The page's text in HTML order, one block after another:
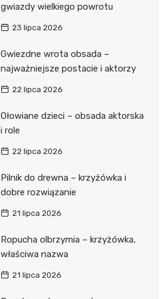
gwiazdy wielkiego powrotu
23 lipca 2026
Gwiezdne wrota obsada –
najważniejsze postacie i aktorzy
22 lipca 2026
Ołowiane dzieci – obsada aktorska
i role
22 lipca 2026
Pilnik do drewna – krzyżówka i
dobre rozwiązanie
21 lipca 2026
Ropucha olbrzymia – krzyżówka,
właściwa nazwa
21 lipca 2026